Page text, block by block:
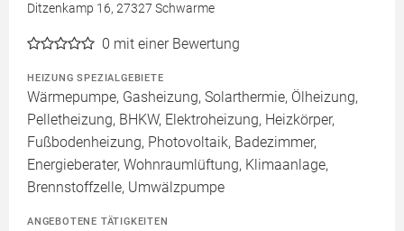
Ditzenkamp 16, 27327 Schwarme
0 mit einer Bewertung
HEIZUNG SPEZIALGEBIETE
Wärmepumpe, Gasheizung, Solarthermie, Ölheizung,
Pelletheizung, BHKW, Elektroheizung, Heizkörper,
Fußbodenheizung, Photovoltaik, Badezimmer,
Energieberater, Wohnraumlüftung, Klimaanlage,
Brennstoffzelle, Umwälzpumpe
ANGEBOTENE TÄTIGKEITEN